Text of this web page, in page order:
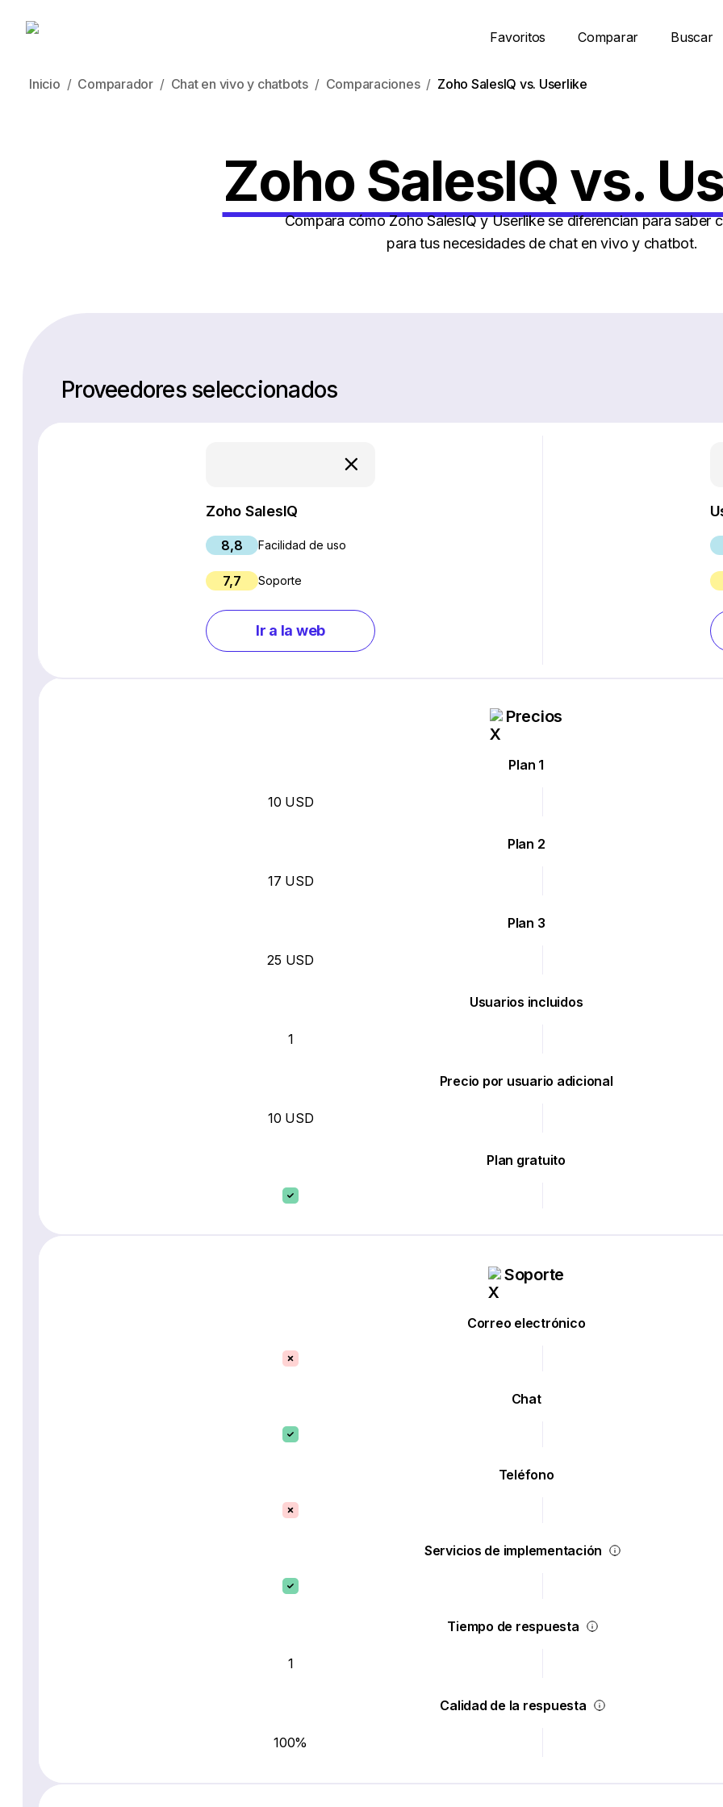
Favoritos Comparar Buscar
Inicio Comparador Chat en vivo y chatbots Comparaciones Zoho SalesIQ vs. Userlike
Zoho SalesIQ vs.
Compara cómo Zoho SalesIQ y Userlike se diferencian para saber
para tus necesidades de chat en vivo y chatbot.
Proveedores seleccionados
Zoho SalesIQ
8,8 Facilidad de uso
7,7 Soporte
Ir a la web
Precios
Plan 1
10 USD
Plan 2
17 USD
Plan 3
25 USD
Usuarios incluidos
1
Precio por usuario adicional
10 USD
Plan gratuito
Soporte
Correo electrónico
Chat
Teléfono
Servicios de implementación
Tiempo de respuesta
1
Calidad de la respuesta
100%